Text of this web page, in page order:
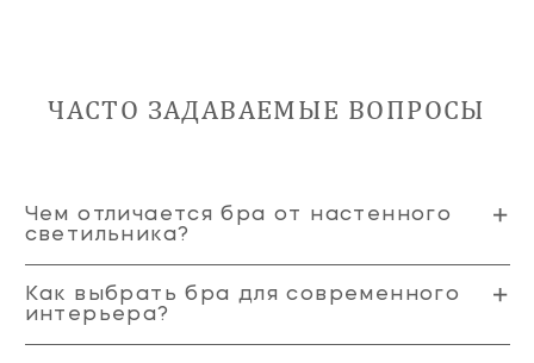
ЧАСТО ЗАДАВАЕМЫЕ ВОПРОСЫ
Чем отличается бра от настенного
светильника?
Как выбрать бра для современного
интерьера?